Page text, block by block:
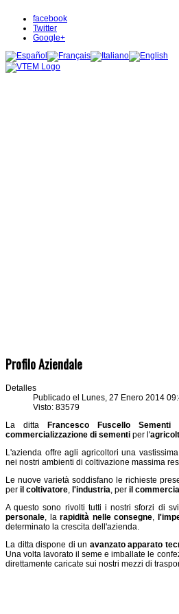
facebook
Twitter
Google+
Profilo Aziendale
Detalles
Publicado el Lunes, 27 Enero 2014
Visto: 83579
La ditta Francesco Fuscello Sementi
commercializzazione di sementi per l'
L'azienda offre agli agricoltori una
nei nostri ambienti di coltivazione massima
Le nuove varietà soddisfano le richieste
per il coltivatore, l'industria, per il
A questo sono rivolti tutti i nostri sforzi di
personale, larapidità nelle consegne,
determinato la crescita dell'azienda.
La ditta dispone di un avanzato apparato
Una volta lavorato il seme e imballate le
direttamente caricate sui nostri mezzi di